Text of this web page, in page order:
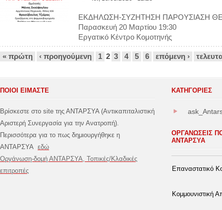
ΕΚΔΗΛΩΣΗ-ΣΥΖΗΤΗΣΗ ΠΑΡΟΥΣΙΑΣΗ
Παρασκευή 20 Μαρτίου 19:30
Εργατικό Κέντρο Κομοτηνής
Σελίδες
« πρώτη ‹ προηγούμενη 1 2 3 4 5 6 επόμενη ›
ΠΟΙΟΙ ΕΙΜΑΣΤΕ
Βρίσκεστε στο site της ΑΝΤΑΡΣΥΑ (Αντικαπιταλιστική
Αριστερή Συνεργασία για την Ανατροπή).
Περισσότερα για το πως δημιουργήθηκε η
ΑΝΤΑΡΣΥΑ εδώ
Οργάνωση-δομή ΑΝΤΑΡΣΥΑ, Τοπικές/Κλαδικές
επιτροπές
ΚΑΤΗΓΟΡΊΕΣ
ΟΡΓΑΝΩΣΕΙΣ
ΑΝΤΑΡΣΥΑ
Επαναστατικό
Κομμουνιστική